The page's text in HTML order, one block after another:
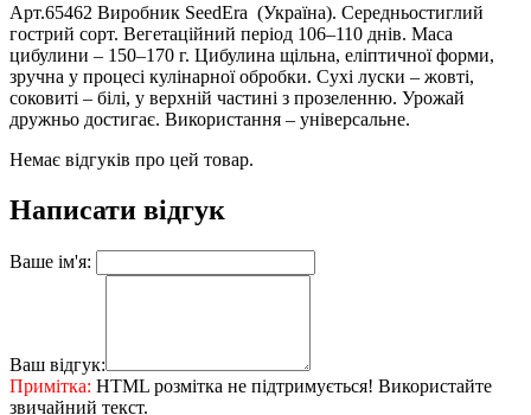
Арт.65462 Виробник SeedEra (Україна). Середньостиглий
гострий сорт. Вегетаційний період 106–110 днів. Маса
цибулини – 150–170 г. Цибулина щільна, еліптичної форми,
зручна у процесі кулінарної обробки. Сухі луски – жовті,
соковиті – білі, у верхній частині з прозеленню. Урожай
дружньо достигає. Використання – універсальне.
Немає відгуків про цей товар.
Написати відгук
Ваше ім'я:
Ваш відгук:
Примітка: HTML розмітка не підтримується! Використайте
звичайний текст.